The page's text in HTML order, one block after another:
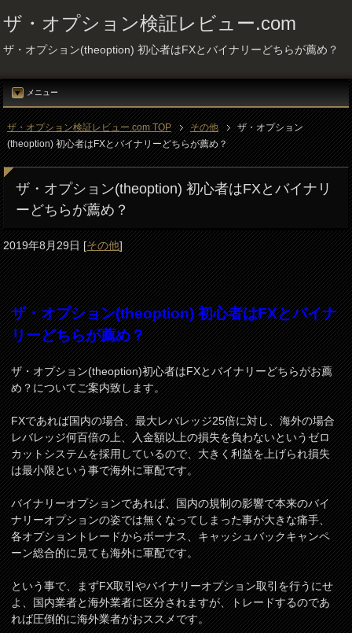
ザ・オプション検証レビュー.com
ザ・オプション(theoption) 初心者はFXとバイナリーどちらが薦め？
メニュー
ザ・オプション検証レビュー.com TOP その他
ザ・オプション
(theoption) 初心者はFXとバイナリーどちらが薦め？
ザ・オプション(theoption) 初心者はFXとバイナリ
ーどちらが薦め？
2019年8月29日[その他]
ザ・オプション(theoption) 初心者はFXとバイナ
リーどちらが薦め？
ザ・オプション(theoption)初心者はFXとバイナリーどちらがお薦
め？についてご案内致します。
FXであれば国内の場合、最大レバレッジ25倍に対し、海外の場合
レバレッジ何百倍の上、入金額以上の損失を負わないというゼロ
カットシステムを採用しているので、大きく利益を上げられ損失
は最小限という事で海外に軍配です。
バイナリーオプションであれば、国内の規制の影響で本来のバイ
ナリーオプションの姿では無くなってしまった事が大きな痛手、
各オプショントレードからボーナス、キャッシュバックキャンペ
ーン総合的に見ても海外に軍配です。
という事で、まずFX取引やバイナリーオプション取引を行うにせ
よ、国内業者と海外業者に区分されますが、トレードするのであ
れば圧倒的に海外業者がおススメです。